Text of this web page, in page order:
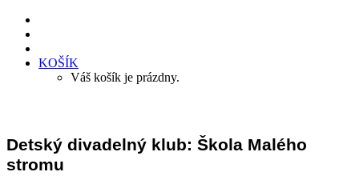
KOŠÍK
Váš košík je prázdny.
Detský divadelný klub: Škola Malého
stromu